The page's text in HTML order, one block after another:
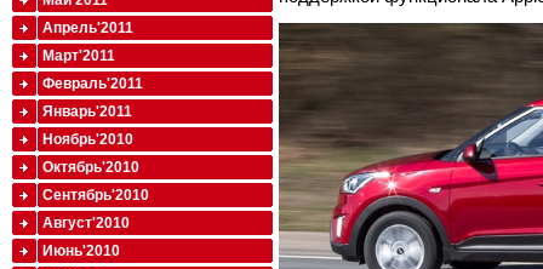
Апрель'2011
Март'2011
Февраль'2011
Январь'2011
Ноябрь'2010
Октябрь'2010
Сентябрь'2010
Август'2010
Июнь'2010